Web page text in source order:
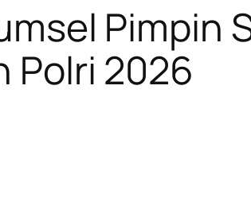
Pimpin
Polri 2026